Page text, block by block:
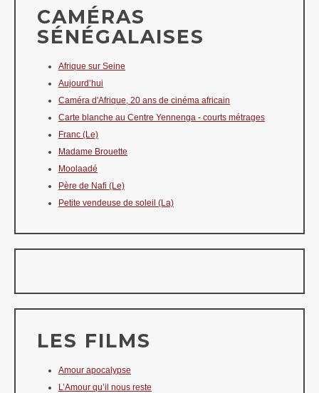
CAMÉRAS
SÉNÉGALAISES
Afrique sur Seine
Aujourd’hui
Caméra d'Afrique, 20 ans de cinéma africain
Carte blanche au Centre Yennenga - courts métrages
Franc (Le)
Madame Brouette
Moolaadé
Père de Nafi (Le)
Petite vendeuse de soleil (La)
LES FILMS
Amour apocalypse
L’Amour qu’il nous reste